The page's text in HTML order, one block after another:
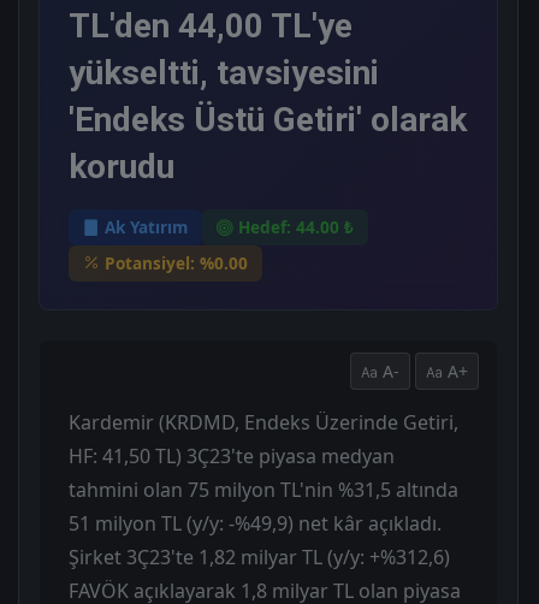
TL'den 44,00 TL'ye
yükseltti, tavsiyesini
'Endeks Üstü Getiri' olarak
korudu
Ak Yatırım
Hedef: 44.00 ₺
Potansiyel: %0.00
A- A+
Kardemir (KRDMD, Endeks Üzerinde Getiri,
HF: 41,50 TL) 3Ç23'te piyasa medyan
tahmini olan 75 milyon TL'nin %31,5 altında
51 milyon TL (y/y: -%49,9) net kâr açıkladı.
Şirket 3Ç23'te 1,82 milyar TL (y/y: +%312,6)
FAVÖK açıklayarak 1,8 milyar TL olan piyasa